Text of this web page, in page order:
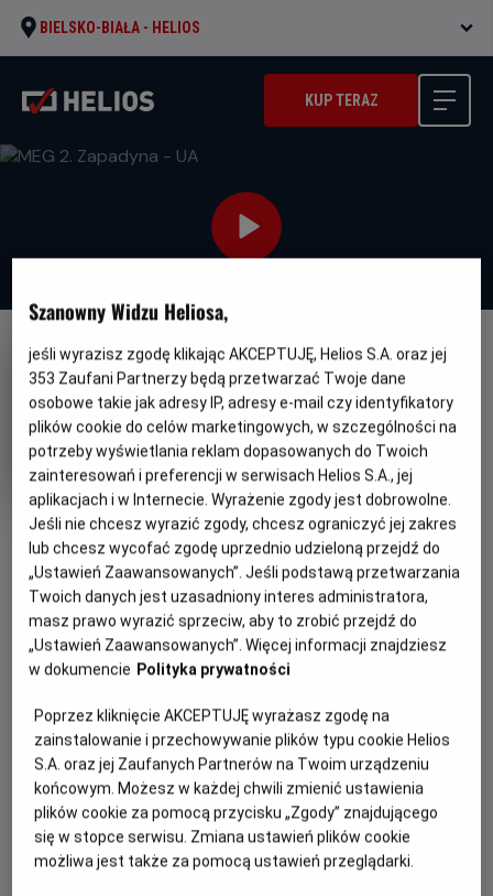
BIELSKO-BIAŁA - HELIOS
KUP TERAZ
DUBBING WERSJA JĘZYKOWA UA
OBSERWUJ
MEG 2. Zapadyna - UA
Oryginalny
tytuł
The Meg 2: The Trench Gatunek
Akcja / Science
fiction
Minimalny
wiek
Od 13 lat
Czas
trwania
116 min
Kraj
i
rok
produkcji
USA (2023)
PREMIERA
4 sierpnia 2023
REŻYSERIA
Бен Вітлі
SCENARIUSZ
Дін Георгаріс, Еріх Хобер
OBSADA
Джейсон Стетхем, Лі Бінбін, Ву Джинг, Пейдж Кеннеді
WIĘCEJ SZCZEGÓŁÓW
OPIS FILMU
«Мег 2: Западина» – це ковток адреналіну, який чекає на
нас цього літа. Продовження суперпопулярного
блокбастеру 2018 року піднімає екшн вище неба та
занурює у небачені глибини, які кишать мегалодонами!
Пірнаймо у незвідані глибини разом із Джейсоном
Стейтемом та іконою світового екшену Ву Джингом, щоб
Szanowny Widzu Heliosa,
jeśli wyrazisz zgodę klikając AKCEPTUJĘ, Helios S.A. oraz jej
353 Zaufani Partnerzy będą przetwarzać Twoje dane
osobowe takie jak adresy IP, adresy e-mail czy identyfikatory
plików cookie do celów marketingowych, w szczególności na
potrzeby wyświetlania reklam dopasowanych do Twoich
zainteresowań i preferencji w serwisach Helios S.A., jej
aplikacjach i w Internecie. Wyrażenie zgody jest dobrowolne.
Jeśli nie chcesz wyrazić zgody, chcesz ograniczyć jej zakres
lub chcesz wycofać zgodę uprzednio udzieloną przejdź do
„Ustawień Zaawansowanych”. Jeśli podstawą przetwarzania
Twoich danych jest uzasadniony interes administratora,
masz prawo wyrazić sprzeciw, aby to zrobić przejdź do
„Ustawień Zaawansowanych”. Więcej informacji znajdziesz
w dokumencie Polityka prywatności
Poprzez kliknięcie AKCEPTUJĘ wyrażasz zgodę na
zainstalowanie i przechowywanie plików typu cookie Helios
S.A. oraz jej Zaufanych Partnerów na Twoim urządzeniu
końcowym. Możesz w każdej chwili zmienić ustawienia
plików cookie za pomocą przycisku „Zgody” znajdującego
się w stopce serwisu. Zmiana ustawień plików cookie
możliwa jest także za pomocą ustawień przeglądarki.